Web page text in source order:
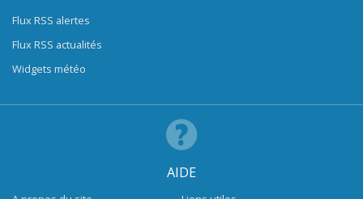
Flux RSS alertes
Flux RSS actualités
Widgets météo
AIDE